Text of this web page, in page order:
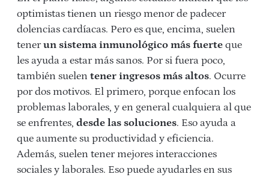
optimistas tienen un riesgo menor de padecer
dolencias cardíacas. Pero es que, encima, suelen
tenerun sistema inmunológico más fuerte que
les ayuda a estar más sanos. Por si fuera poco,
también suelen tener ingresos más altos. Ocurre
por dos motivos. El primero, porque enfocan los
problemas laborales, y en general cualquiera al que
se enfrentes, desde las soluciones. Eso ayuda a
que aumente su productividad y eficiencia.
Además, suelen tener mejores interacciones
sociales y laborales. Eso puede ayudarles en sus